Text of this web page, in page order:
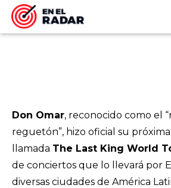
Don Omar, reconocido como el
reguetón”, hizo oficial su
llamada The Last King World
de conciertos que lo llevará por
diversas ciudades de América